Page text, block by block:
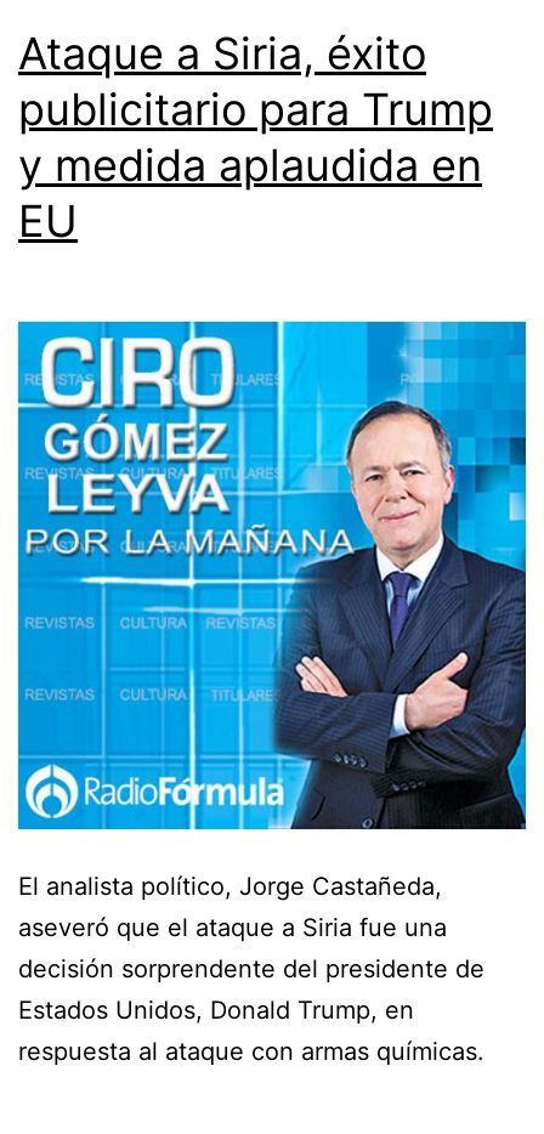
Ataque a Siria, éxito
publicitario para Trump
y medida aplaudida en
EU
El analista político, Jorge Castañeda,
aseveró que el ataque a Siria fue una
decisión sorprendente del presidente de
Estados Unidos, Donald Trump, en
respuesta al ataque con armas químicas.